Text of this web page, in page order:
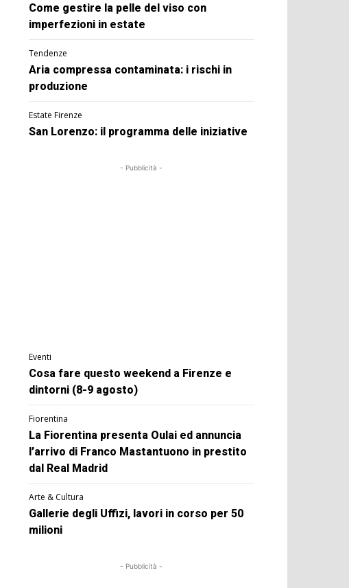
Come gestire la pelle del viso con
imperfezioni in estate
Tendenze
Aria compressa contaminata: i rischi in
produzione
Estate Firenze
San Lorenzo: il programma delle iniziative
- Pubblicità -
Eventi
Cosa fare questo weekend a Firenze e
dintorni (8-9 agosto)
Fiorentina
La Fiorentina presenta Oulai ed annuncia
l’arrivo di Franco Mastantuono in prestito
dal Real Madrid
Arte & Cultura
Gallerie degli Uffizi, lavori in corso per 50
milioni
- Pubblicità -